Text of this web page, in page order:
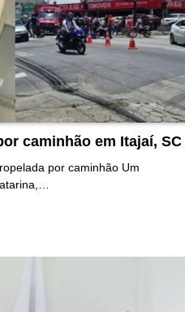
caminhão em Itajaí, SC
por caminhão Um